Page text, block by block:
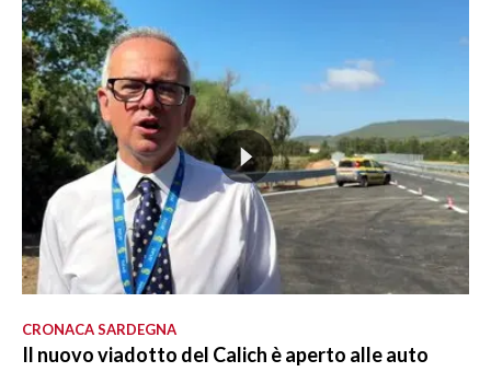
CRONACA SARDEGNA
Il nuovo viadotto del Calich è aperto alle auto